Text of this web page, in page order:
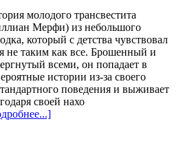
молодого трансвестита
Мерфи) из небольшого
который с детства чувствовал
не таким как все. Брошенный и
всеми, он попадает в
истории из-за своего
поведения и выживает
своей нахо